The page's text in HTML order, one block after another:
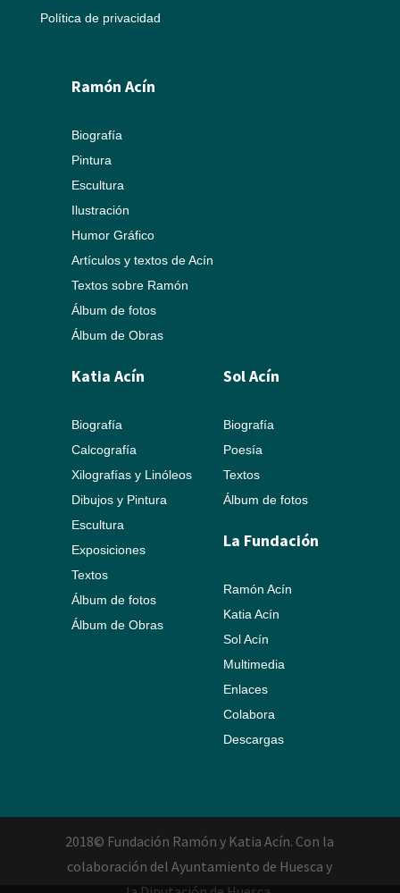
Política de privacidad
Ramón Acín
Biografía
Pintura
Escultura
Ilustración
Humor Gráfico
Artículos y textos de Acín
Textos sobre Ramón
Álbum de fotos
Álbum de Obras
Katia Acín
Biografía
Calcografía
Xilografías y Linóleos
Dibujos y Pintura
Escultura
Exposiciones
Textos
Álbum de fotos
Álbum de Obras
Sol Acín
Biografía
Poesía
Textos
Álbum de fotos
La Fundación
Ramón Acín
Katia Acín
Sol Acín
Multimedia
Enlaces
Colabora
Descargas
2018© Fundación Ramón y Katia Acín. Con la
colaboración del Ayuntamiento de Huesca y